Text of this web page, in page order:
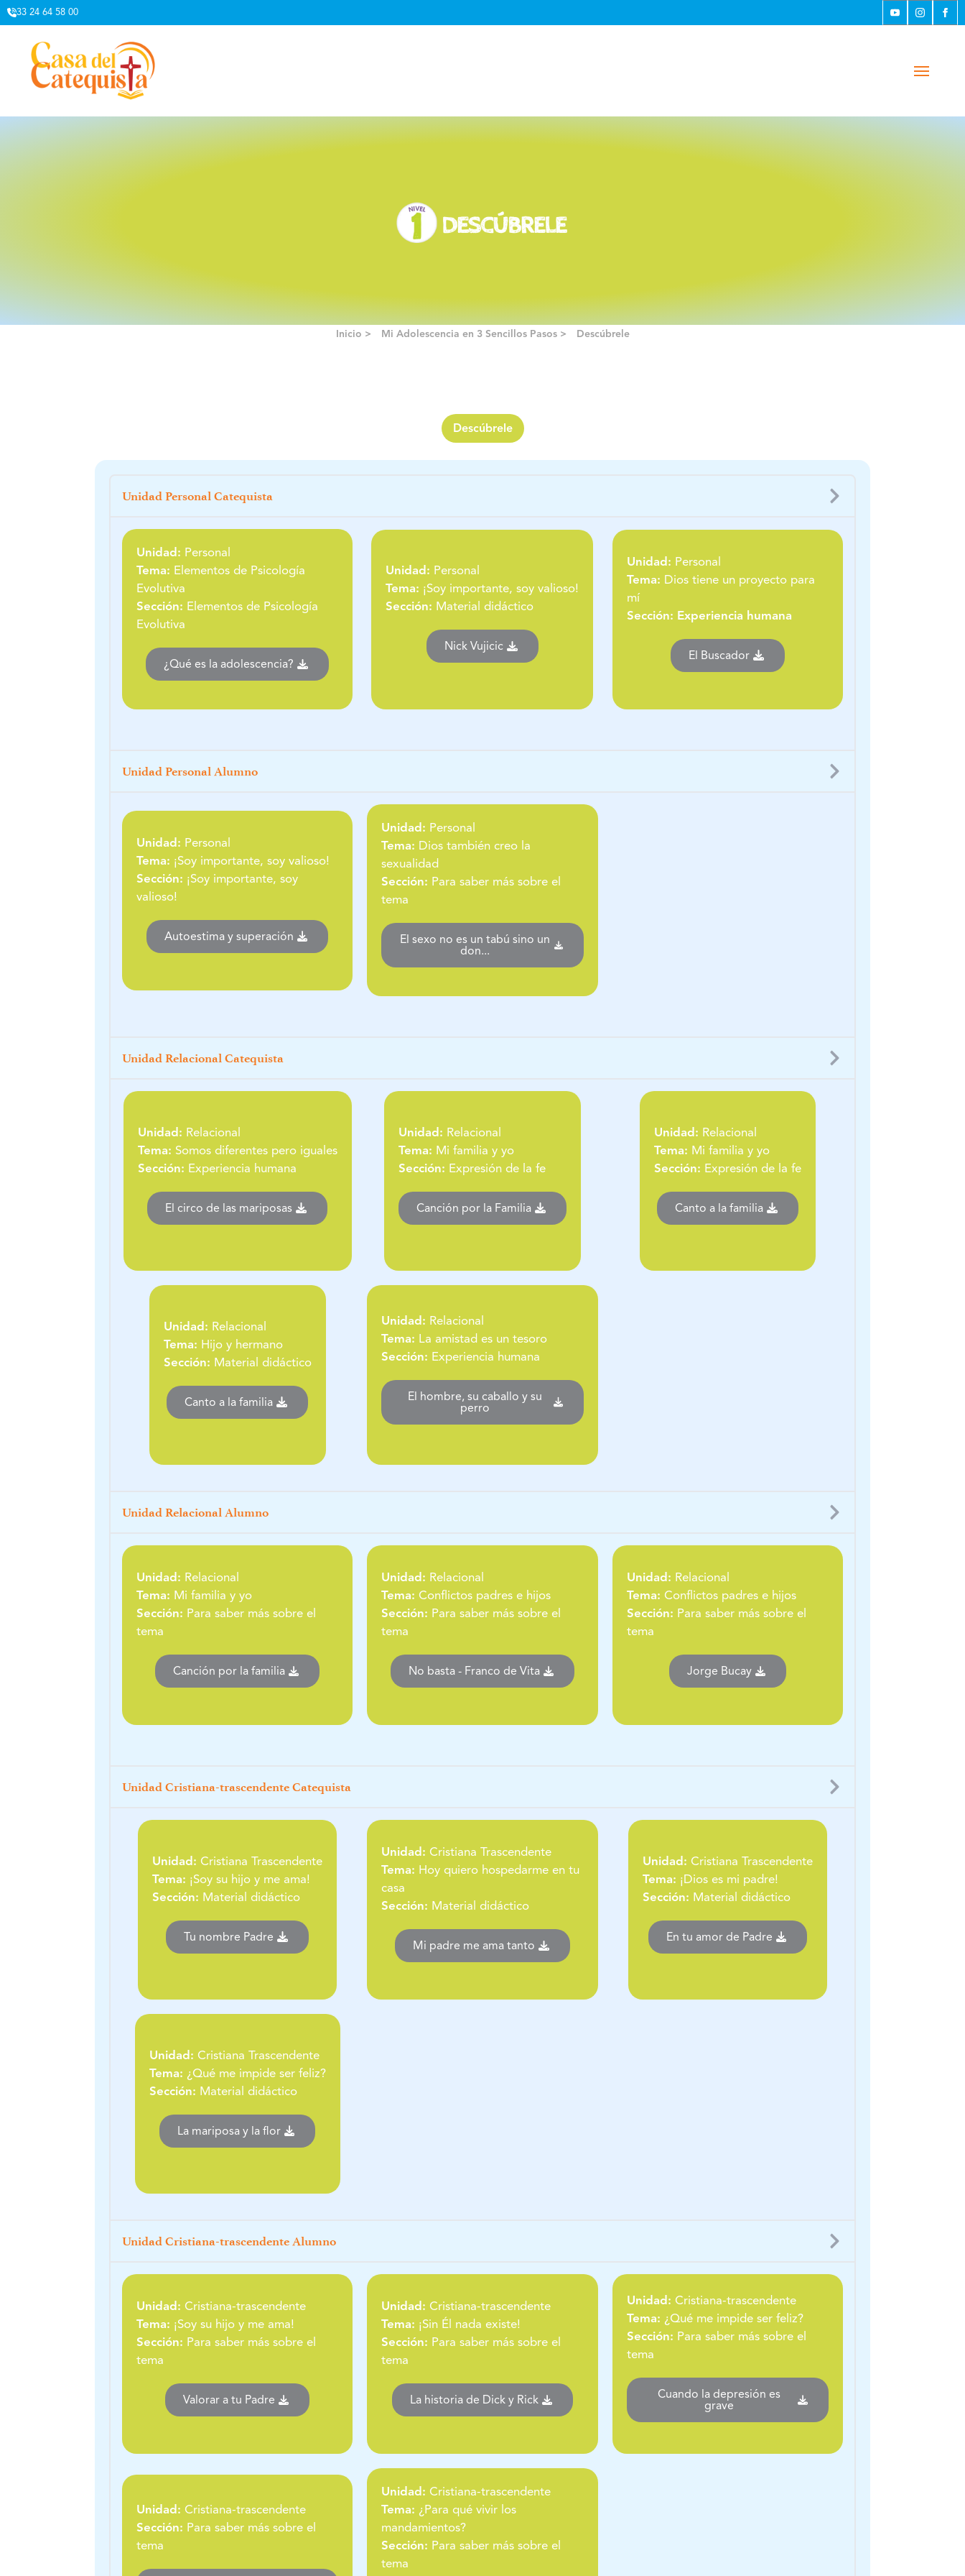
33 24 64 58 00
Inicio > Mi Adolescencia en 3 Sencillos Pasos > Descúbrele
Descúbrele
Unidad Personal Catequista
Unidad: Personal
Tema: Elementos de Psicología
Evolutiva
Sección: Elementos de Psicología
Evolutiva
¿Qué es la adolescencia?
Unidad: Personal
Tema: ¡Soy importante, soy valioso!
Sección: Material didáctico
Nick Vujicic
Unidad: Personal
Tema: Dios tiene un proyecto para
mí
Sección: Experiencia humana
El Buscador
Unidad Personal Alumno
Unidad: Personal
Tema: ¡Soy importante, soy valioso!
Sección: ¡Soy importante, soy
valioso!
Autoestima y superación
Unidad: Personal
Tema: Dios también creo la
sexualidad
Sección: Para saber más sobre el
tema
El sexo no es un tabú sino un
don...
Unidad Relacional Catequista
Unidad: Relacional
Tema: Somos diferentes pero iguales
Sección: Experiencia humana
El circo de las mariposas
Unidad: Relacional
Tema: Mi familia y yo
Sección: Expresión de la fe
Canción por la Familia
Unidad: Relacional
Tema: Mi familia y yo
Sección: Expresión de la fe
Canto a la familia
Unidad: Relacional
Tema: Hijo y hermano
Sección: Material didáctico
Canto a la familia
Unidad: Relacional
Tema: La amistad es un tesoro
Sección: Experiencia humana
El hombre, su caballo y su
perro
Unidad Relacional Alumno
Unidad: Relacional
Tema: Mi familia y yo
Sección: Para saber más sobre el
tema
Canción por la familia
Unidad: Relacional
Tema: Conflictos padres e hijos
Sección: Para saber más sobre el
tema
No basta - Franco de Vita
Unidad: Relacional
Tema: Conflictos padres e hijos
Sección: Para saber más sobre el
tema
Jorge Bucay
Unidad Cristiana-trascendente Catequista
Unidad: Cristiana Trascendente
Tema: ¡Soy su hijo y me ama!
Sección: Material didáctico
Tu nombre Padre
Unidad: Cristiana Trascendente
Tema: Hoy quiero hospedarme en tu
casa
Sección: Material didáctico
Mi padre me ama tanto
Unidad: Cristiana Trascendente
Tema: ¡Dios es mi padre!
Sección: Material didáctico
En tu amor de Padre
Unidad: Cristiana Trascendente
Tema: ¿Qué me impide ser feliz?
Sección: Material didáctico
La mariposa y la flor
Unidad Cristiana-trascendente Alumno
Unidad: Cristiana-trascendente
Tema: ¡Soy su hijo y me ama!
Sección: Para saber más sobre el
tema
Valorar a tu Padre
Unidad: Cristiana-trascendente
Tema: ¡Sin Él nada existe!
Sección: Para saber más sobre el
tema
La historia de Dick y Rick
Unidad: Cristiana-trascendente
Tema: ¿Qué me impide ser feliz?
Sección: Para saber más sobre el
tema
Cuando la depresión es
grave
Unidad: Cristiana-trascendente
Sección: Para saber más sobre el
tema
Unidad: Cristiana-trascendente
Tema: ¿Para qué vivir los
mandamientos?
Sección: Para saber más sobre el
tema